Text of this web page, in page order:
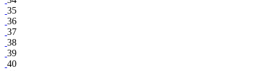
35
36
37
38
39
40